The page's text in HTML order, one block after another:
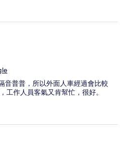
音普普，所以外面人車經過會比較
工作人員客氣又肯幫忙，很好。